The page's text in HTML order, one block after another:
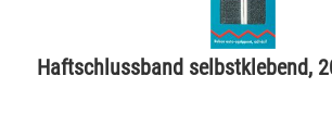
Haftschlussband selbstklebend,